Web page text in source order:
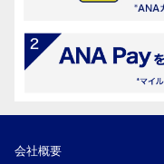
会社概要